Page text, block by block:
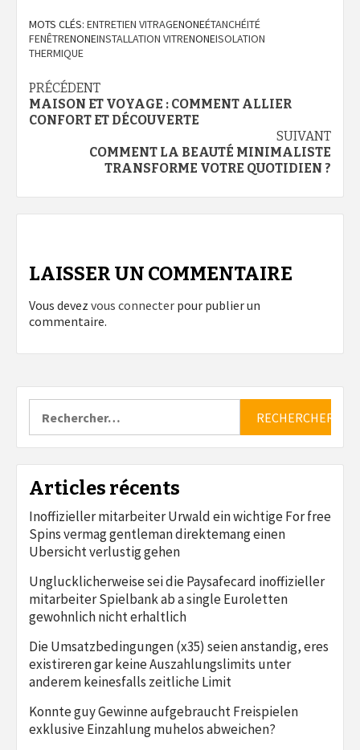
MOTS CLÉS: ENTRETIEN VITRAGENONEÉTANCHÉITÉ
FENÊTRENONEINSTALLATION VITRENONEISOLATION
THERMIQUE
Navigation
d’article
PRÉCÉDENT
MAISON ET VOYAGE : COMMENT ALLIER
CONFORT ET DÉCOUVERTE
SUIVANT
COMMENT LA BEAUTÉ MINIMALISTE
TRANSFORME VOTRE QUOTIDIEN ?
LAISSER UN COMMENTAIRE
Vous devez vous connecter pour publier un
commentaire.
Articles récents
Inoffizieller mitarbeiter Urwald ein wichtige For free
Spins vermag gentleman direktemang einen
Ubersicht verlustig gehen
Unglucklicherweise sei die Paysafecard inoffizieller
mitarbeiter Spielbank ab a single Euroletten
gewohnlich nicht erhaltlich
Die Umsatzbedingungen (x35) seien anstandig, eres
existireren gar keine Auszahlungslimits unter
anderem keinesfalls zeitliche Limit
Konnte guy Gewinne aufgebraucht Freispielen
exklusive Einzahlung muhelos abweichen?